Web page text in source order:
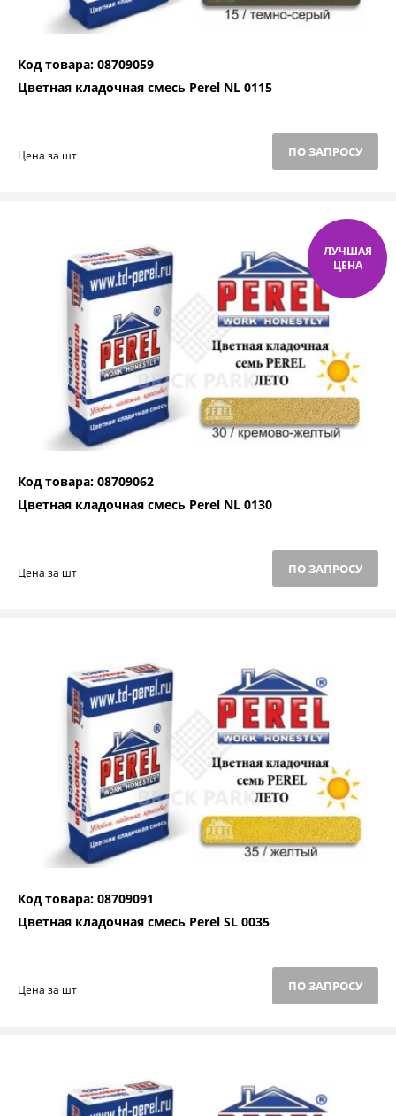
Код товара: 08709059
Цветная кладочная смесь Perel NL 0115
Цена за шт ПО ЗАПРОСУ
ЛУЧШАЯ
ЦЕНА
Код товара: 08709062
Цветная кладочная смесь Perel NL 0130
Цена за шт ПО ЗАПРОСУ
Код товара: 08709091
Цветная кладочная смесь Perel SL 0035
Цена за шт ПО ЗАПРОСУ